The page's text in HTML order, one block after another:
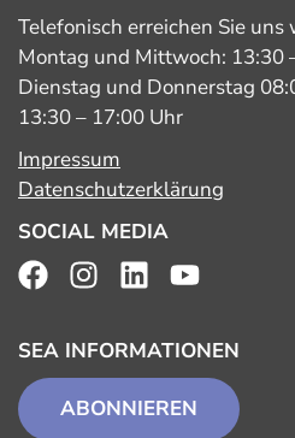
Telefonisch erreichen Sie uns
Montag und Mittwoch: 13:30
Dienstag und Donnerstag
13:30 – 17:00 Uhr
Impressum
Datenschutzerklärung
SOCIAL MEDIA
SEA INFORMATIONEN
ABONNIEREN